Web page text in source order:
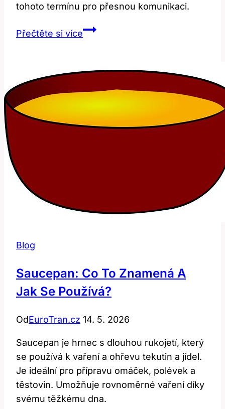
tohoto termínu pro přesnou komunikaci.
Přečtěte si víceCabin:
význam
českém
kontextu
Blog
Saucepan: Co To Znamená A
Jak Se Používá?
OdEuroTran.cz 14. 5. 2026
Saucepan je hrnec s dlouhou rukojetí, který
se používá k vaření a ohřevu tekutin a jídel.
Je ideální pro přípravu omáček, polévek a
těstovin. Umožňuje rovnoměrné vaření díky
svému těžkému dna.